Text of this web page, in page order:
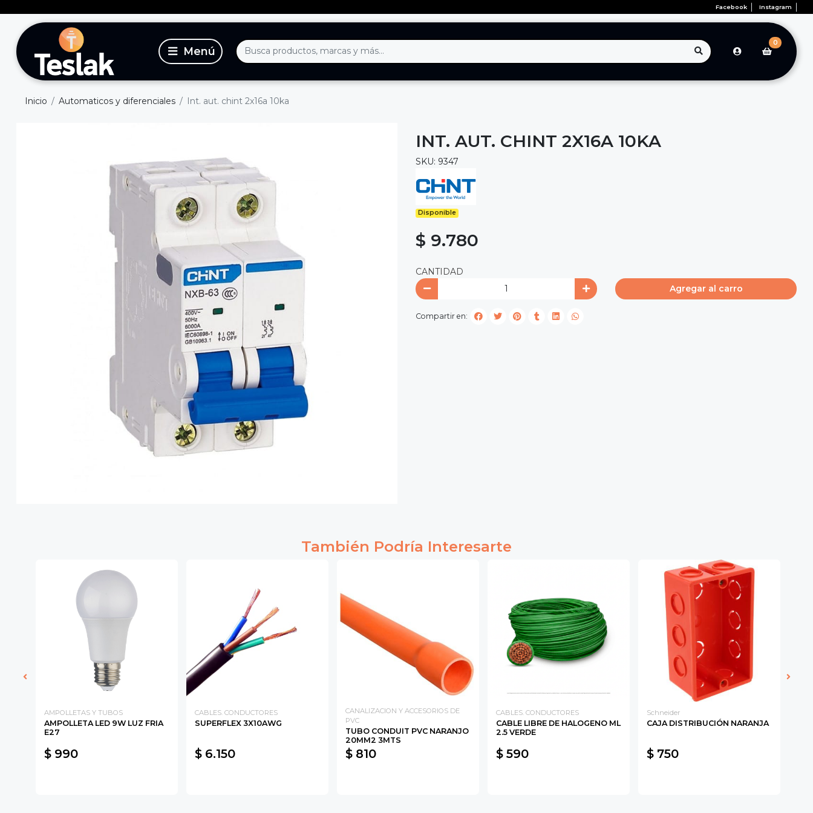
Facebook Instagram
0
Inicio Automaticos y diferenciales Int. aut. chint 2x16a 10ka
INT. AUT. CHINT 2X16A 10KA
SKU: 9347
Disponible
$ 9.780
CANTIDAD
Agregar al carro
Compartir en:
También Podría Interesarte
AMPOLLETAS Y TUBOS
AMPOLLETA LED 9W LUZ FRIA
E27
$ 990
CABLES. CONDUCTORES
SUPERFLEX 3X10AWG
$ 6.150
CANALIZACION Y ACCESORIOS DE
PVC
TUBO CONDUIT PVC NARANJO
20MM2 3MTS
$ 810
CABLES. CONDUCTORES
CABLE LIBRE DE HALOGENO ML
2.5 VERDE
$ 590
Schneider
CAJA DISTRIBUCIÓN NARANJA
$ 750